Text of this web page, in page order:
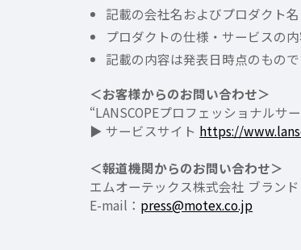
記載の会社名およびプロダクト
プロダクトの仕様・サービスの
記載の内容は発表日時点のもの
＜お客様からのお問い合わせ＞
“LANSCOPEプロフェッショナルサ
▶ サービスサイト https://
＜報道機関からのお問い合わせ＞
エムオーテックス株式会社 ブラン
E-mail： press@motex.co.jp